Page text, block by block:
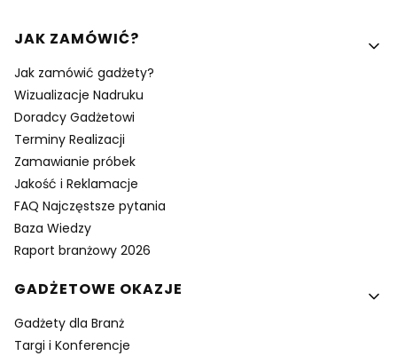
Linki w stopce
JAK ZAMÓWIĆ?
Jak zamówić gadżety?
Wizualizacje Nadruku
Doradcy Gadżetowi
Terminy Realizacji
Zamawianie próbek
Jakość i Reklamacje
FAQ Najczęstsze pytania
Baza Wiedzy
Raport branżowy 2026
GADŻETOWE OKAZJE
Gadżety dla Branż
Targi i Konferencje